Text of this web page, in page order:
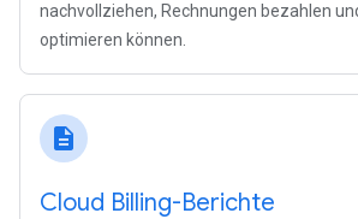
nachvollziehen, Rechnungen bezahlen
optimieren können.
description
Cloud Billing-Berichte